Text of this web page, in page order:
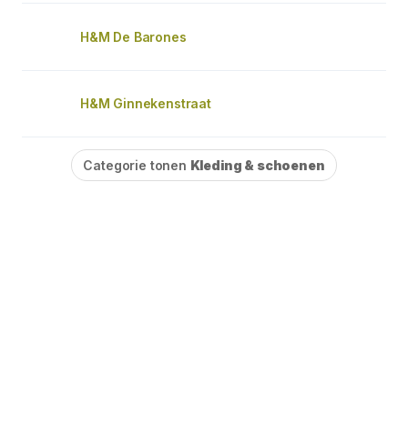
H&M De Barones
H&M Ginnekenstraat
Categorie tonen Kleding & schoenen